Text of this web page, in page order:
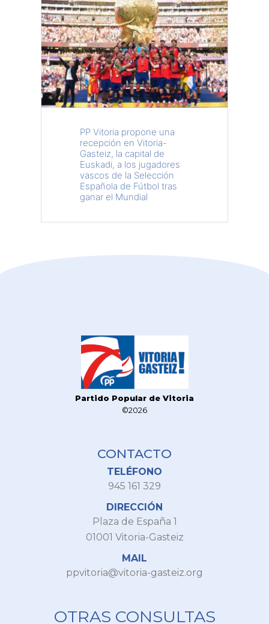
PP Vitoria propone una
recepción en Vitoria-
Gasteiz, la capital de
Euskadi, a los jugadores
vascos de la Selección
Española de Fútbol tras
ganar el Mundial
Partido Popular de Vitoria
©2026
CONTACTO
TELÉFONO
945 161 329
DIRECCIÓN
Plaza de España 1
01001 Vitoria-Gasteiz
MAIL
ppvitoria@vitoria-gasteiz.org
OTRAS CONSULTAS